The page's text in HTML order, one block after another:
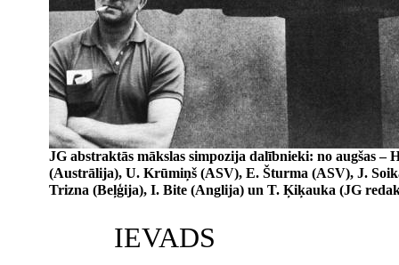
JG abstraktās mākslas simpozija dalībnieki: no augšas –
(Austrālija), U. Krūmiņš (ASV), E. Šturma (ASV), J.
Trizna (Beļģija), I. Bite (Anglija) un T. Ķiķauka (JG
IEVADS